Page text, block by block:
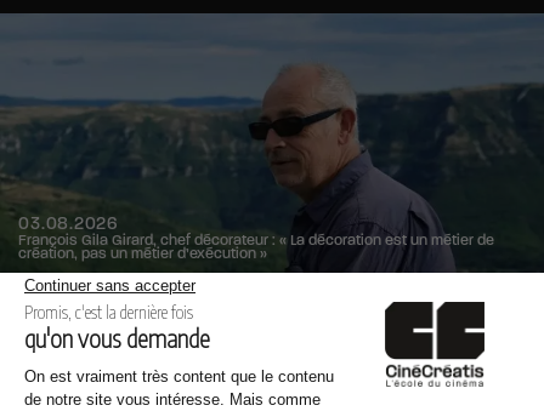
03.08.2026
François Gila Girard, chef décorateur : « La décoration est un métier de
création, pas un métier d’exécution »